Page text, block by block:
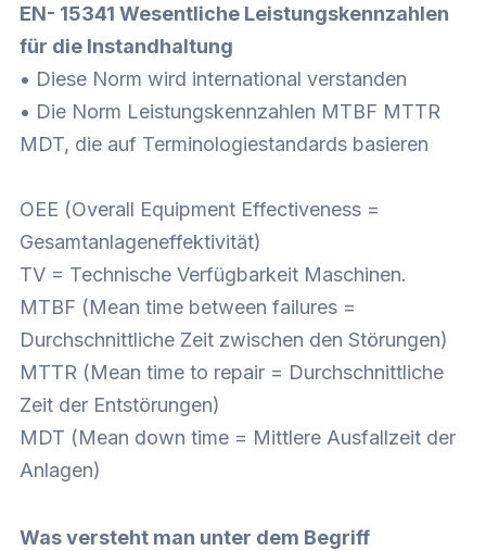
EN- 15341 Wesentliche Leistungskennzahlen
für die Instandhaltung
• Diese Norm wird international verstanden
• Die Norm Leistungskennzahlen MTBF MTTR
MDT, die auf Terminologiestandards basieren
OEE (Overall Equipment Effectiveness =
Gesamtanlageneffektivität)
TV = Technische Verfügbarkeit Maschinen.
MTBF (Mean time between failures =
Durchschnittliche Zeit zwischen den Störungen)
MTTR (Mean time to repair = Durchschnittliche
Zeit der Entstörungen)
MDT (Mean down time = Mittlere Ausfallzeit der
Anlagen)
Was versteht man unter dem Begriff